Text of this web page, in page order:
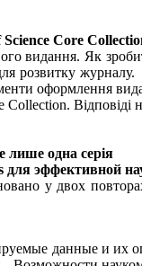
Science Core
видання. Як
розвитку
оформлення
Відповіді
лише одна серія
эффективной
у двох
данные и их